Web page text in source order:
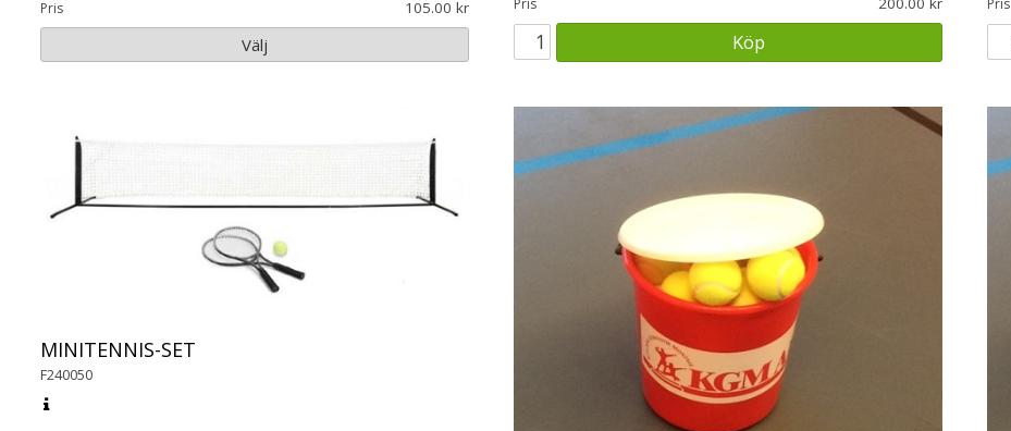
Pris 105.00
Välj
Pris
Köp
Pris
MINITENNIS-SET
F240050